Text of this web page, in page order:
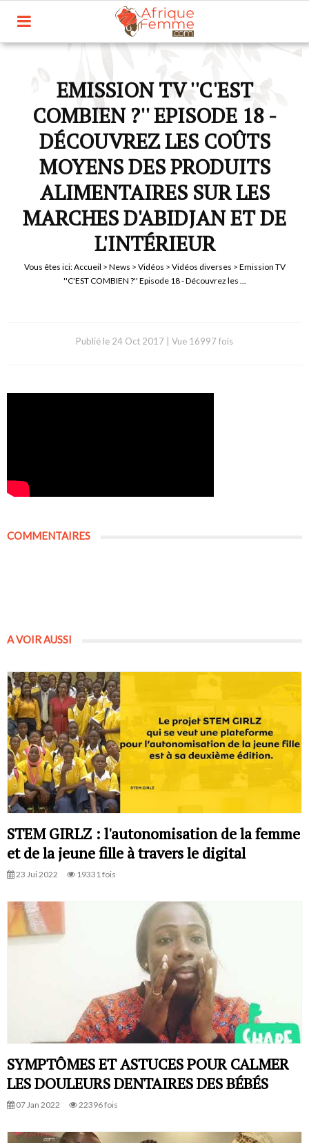
EMISSION TV ''C'EST
COMBIEN ?'' EPISODE 18 -
DÉCOUVREZ LES COÛTS
MOYENS DES PRODUITS
ALIMENTAIRES SUR LES
MARCHES D'ABIDJAN ET DE
L'INTÉRIEUR
Vous êtes ici:Accueil > News > Vidéos > Vidéos diverses > Emission TV
''C'EST COMBIEN ?'' Episode 18 - Découvrez les ...
Publié le 24 Oct 2017 Vue 16997 fois
COMMENTAIRES
A VOIR AUSSI
STEM GIRLZ : l'autonomisation de la femme
et de la jeune fille à travers le digital
23 Jui 2022 19331 fois
SYMPTÔMES ET ASTUCES POUR CALMER
LES DOULEURS DENTAIRES DES BÉBÉS
07 Jan 2022 22396 fois